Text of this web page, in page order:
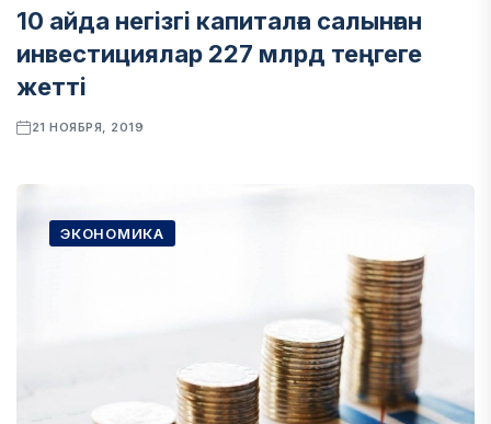
10 айда негізгі капиталға салынған
инвестициялар 227 млрд теңгеге
жетті
21 НОЯБРЯ, 2019
ЭКОНОМИКА